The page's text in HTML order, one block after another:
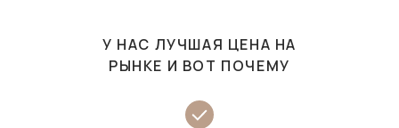
У НАС ЛУЧШАЯ ЦЕНА НА
РЫНКЕ И ВОТ ПОЧЕМУ